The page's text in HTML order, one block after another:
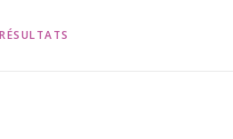
RÉSULTATS